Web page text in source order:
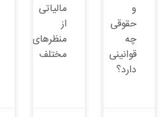
و
حقوقی
چه
قوانینی
دارد؟
مالیاتی
از
منظرهای
مختلف